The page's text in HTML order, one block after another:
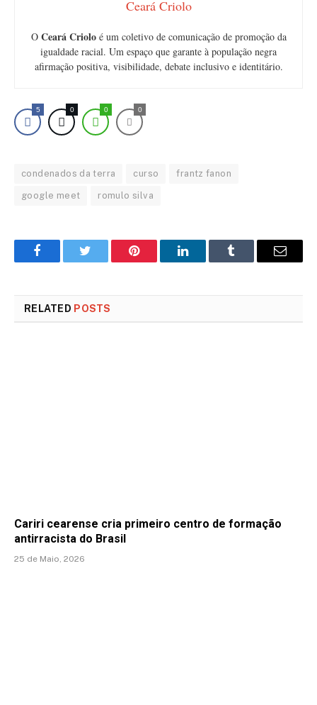
Ceará Criolo
O Ceará Crioloé um coletivo de comunicação de promoção da
igualdade racial. Um espaço que garante à população negra
afirmação positiva, visibilidade, debate inclusivo e identitário.
5 0 0 0
condenados da terra curso frantz fanon
google meet romulo silva
FacebookTwitter Pinterest LinkedInTumblr Email
RELATED POSTS
Cariri cearense cria primeiro centro de formação
antirracista do Brasil
25 de Maio, 2026